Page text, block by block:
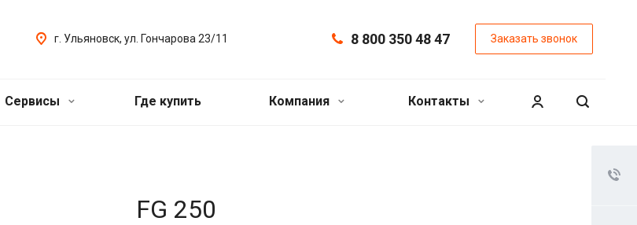
г. Ульяновск, ул. Гончарова 23/11 8 800 350 48 47 Заказать звонок
Сервисы Где купить Компания Контакты
FG 250